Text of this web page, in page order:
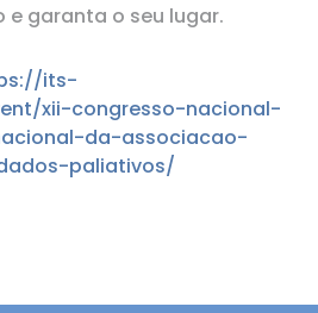
e garanta o seu lugar.
its-
xii-congresso-nacional-
da-associacao-
paliativos/